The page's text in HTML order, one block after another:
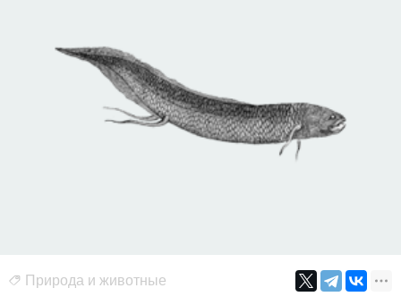
Природа и животные